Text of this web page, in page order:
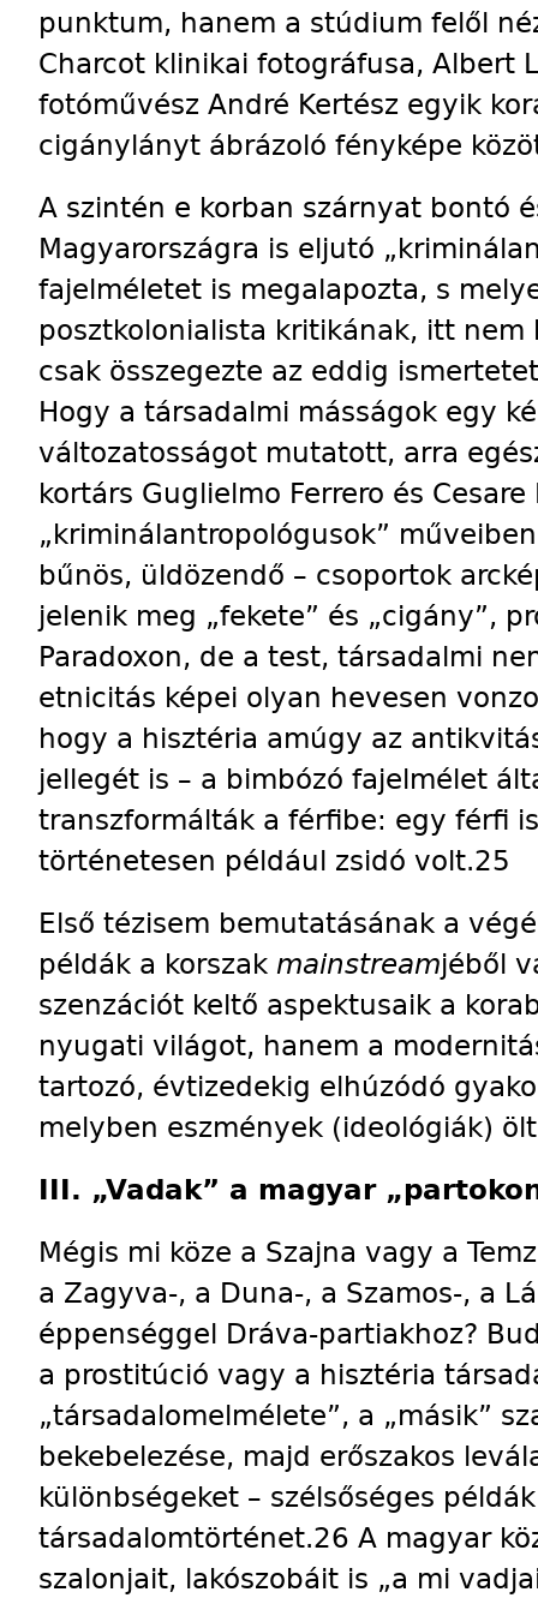
punktum, hanem a stúdium felől
Charcot klinikai fotográfusa, Albert
fotóművész André Kertész egyik
cigánylányt ábrázoló fényképe
A szintén e korban szárnyat bontó
Magyarországra is eljutó
fajelméletet is megalapozta, s
posztkolonialista kritikának, itt nem
csak összegezte az eddig
Hogy a társadalmi másságok egy
változatosságot mutatott, arra
kortárs Guglielmo Ferrero és
„kriminálantropológusok”
bűnös, üldözendő – csoportok
jelenik meg „fekete” és „cigány”,
Paradoxon, de a test, társadalmi
etnicitás képei olyan hevesen
hogy a hisztéria amúgy az
jellegét is – a bimbózó fajelmélet
transzformálták a férfibe: egy férfi
történetesen például zsidó volt.25
Első tézisem bemutatásának a
példák a korszak mainstreamjéből
szenzációt keltő aspektusaik a
nyugati világot, hanem a
tartozó, évtizedekig elhúzódó
melyben eszmények (ideológiák)
III. „Vadak” a magyar
Mégis mi köze a Szajna vagy a
a Zagyva-, a Duna-, a Szamos-, a
éppenséggel Dráva-partiakhoz?
a prostitúció vagy a hisztéria
„társadalomelmélete”, a „másik”
bekebelezése, majd erőszakos
különbségeket – szélsőséges
társadalomtörténet.26 A magyar
szalonjait, lakószobáit is „a mi